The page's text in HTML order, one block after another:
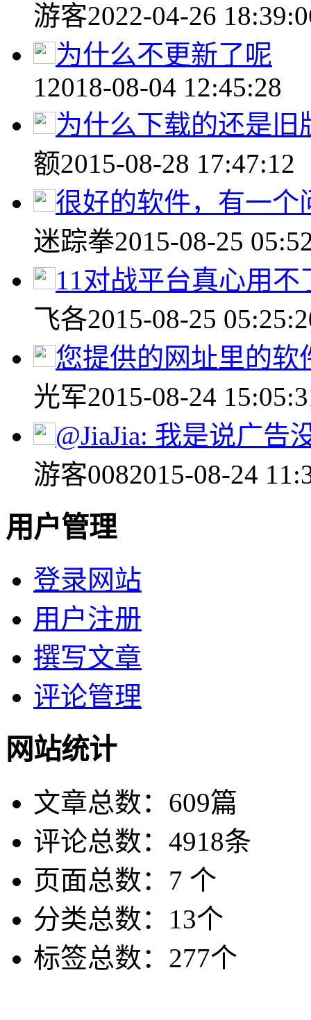
游客2022-04-26
为什么不更新了呢
12018-08-04 12:45:28
为什么下载的还是旧
额2015-08-28 17:47:12
很好的软件，有一个
迷踪拳2015-08-25
11对战平台真心用不
飞各2015-08-25
您提供的网址里的软
光军2015-08-24
@JiaJia: 我是说广告
游客0082015-08-24
用户管理
登录网站
用户注册
撰写文章
评论管理
网站统计
文章总数：609篇
评论总数：4918条
页面总数：7 个
分类总数：13个
标签总数：277个